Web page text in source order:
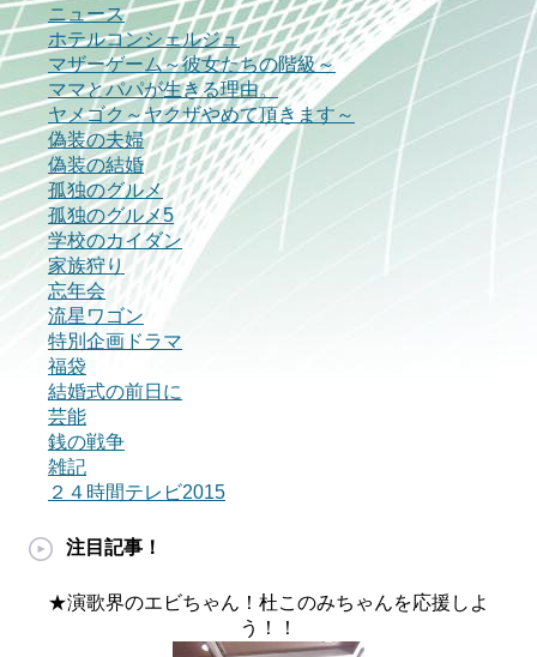
ニュース
ホテルコンシェルジュ
マザーゲーム～彼女たちの階級～
ママとパパが生きる理由。
ヤメゴク～ヤクザやめて頂きます～
偽装の夫婦
偽装の結婚
孤独のグルメ
孤独のグルメ5
学校のカイダン
家族狩り
忘年会
流星ワゴン
特別企画ドラマ
福袋
結婚式の前日に
芸能
銭の戦争
雑記
２４時間テレビ2015
注目記事！
★演歌界のエビちゃん！杜このみちゃんを応援しよ
う！！